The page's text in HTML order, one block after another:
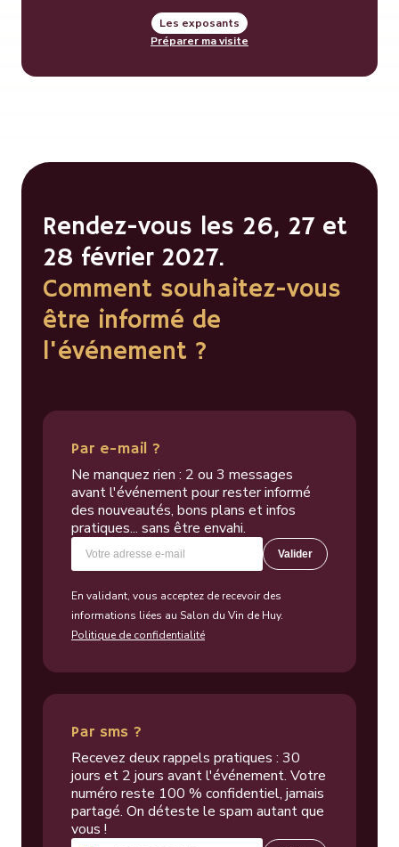
Les exposants
Préparer ma visite
Rendez-vous les 26, 27 et
28 février 2027.
Comment souhaitez-vous
être informé de
l'événement ?
Par e-mail ?
Ne manquez rien : 2 ou 3 messages
avant l'événement pour rester informé
des nouveautés, bons plans et infos
pratiques... sans être envahi.
Valider
En validant, vous acceptez de recevoir des
informations liées au Salon du Vin de Huy.
Politique de confidentialité
Par sms ?
Recevez deux rappels pratiques : 30
jours et 2 jours avant l'événement. Votre
numéro reste 100 % confidentiel, jamais
partagé. On déteste le spam autant que
vous !